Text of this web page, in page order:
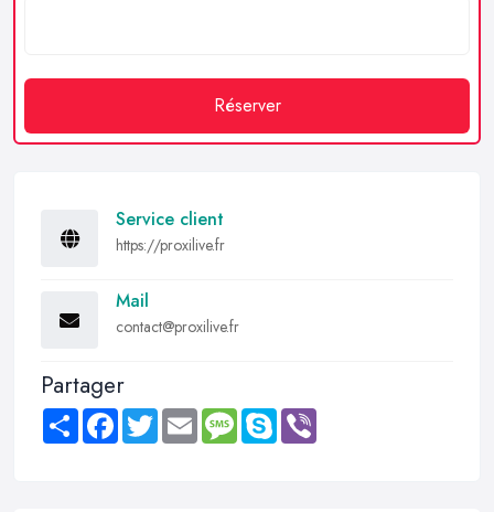
Réserver
Service client
https://proxilive.fr
Mail
contact@proxilive.fr
Partager
Share FacebookTwitter Email MessageSkype